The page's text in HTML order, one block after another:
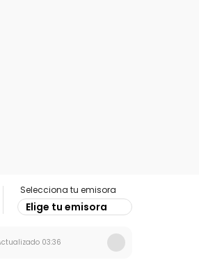
Selecciona tu emisora
Elige tu emisora
03:36